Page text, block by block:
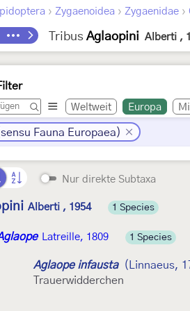
› Zygaenoidea › Zygaenidae ›
Tribus Aglaopini Alberti ,
Weltweit Europa
Fauna Europaea)
Nur direkte Subtaxa
Alberti , 1954 1 Species
Latreille, 1809 1 Species
Aglaope infausta
(Linnaeus,
Trauerwidderchen